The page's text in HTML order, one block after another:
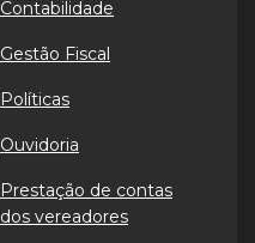
Contabilidade
Gestão Fiscal
Políticas
Ouvidoria
Prestação de contas
dos vereadores